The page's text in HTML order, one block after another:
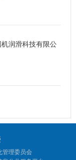
润滑科技有限公
管理委员会